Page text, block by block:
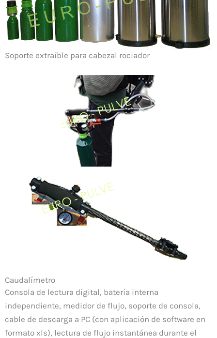
Soporte extraíble para cabezal rociador
Caudalímetro
Consola de lectura digital, batería interna
independiente, medidor de flujo, soporte de consola,
cable de descarga a PC (con aplicación de software en
formato xls), lectura de flujo instantánea durante el